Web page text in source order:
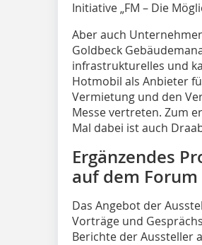
Initiative „FM – Die
Aber auch
Goldbeck
infrastrukturelles und
Hotmobil als Anbieter
Vermietung und den
Messe vertreten. Zum
Mal dabei ist auch
Ergänzendes
auf dem Forum
Das Angebot der
Vorträge und
Berichte der Aussteller